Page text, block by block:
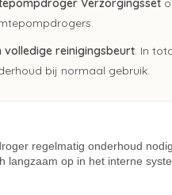
Verzorgingsset
volledige reinigingsbeurt. In
bij normaal gebruik.
regelmatig onderhoud
langzaam op in het interne